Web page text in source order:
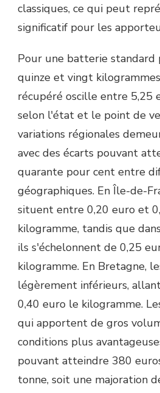
classiques, ce qui peut
significatif pour les
Pour une batterie standard
quinze et vingt
récupéré oscille entre 5,25
selon l'état et le point de
variations régionales
avec des écarts pouvant
quarante pour cent entre
géographiques. En Île-de-
situent entre 0,20 euro et
kilogramme, tandis que
ils s'échelonnent de 0,25
kilogramme. En Bretagne,
légèrement inférieurs,
0,40 euro le kilogramme.
qui apportent de gros
conditions plus
pouvant atteindre 380
tonne, soit une majoration